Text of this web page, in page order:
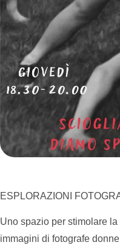
ESPLORAZIONI
Uno spazio per stimolare
immagini di fotografe